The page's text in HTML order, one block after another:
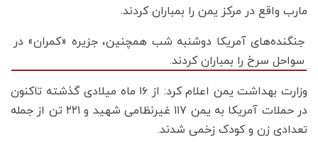
مارب واقع در مرکز یمن را بمباران کردند.
جنگنده‌های آمریکا دوشنبه شب همچنین، جزیره «کمران» در
سواحل سرخ را بمباران کردند.
وزارت بهداشت یمن اعلام کرد: از ۱۶ ماه میلادی گذشته تاکنون
در حملات آمریکا به یمن ۱۱۷ غیرنظامی شهید و ۲۲۱ تن از جمله
تعدادی زن و کودک زخمی شدند.